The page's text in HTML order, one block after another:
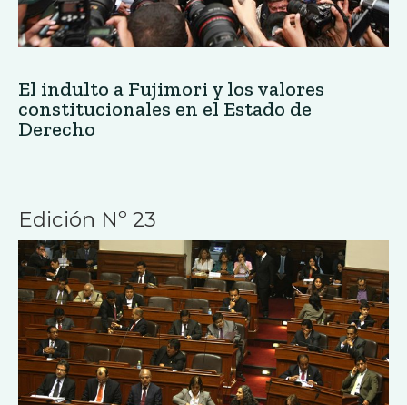
El indulto a Fujimori y los valores
constitucionales en el Estado de
Derecho
Edición Nº 23